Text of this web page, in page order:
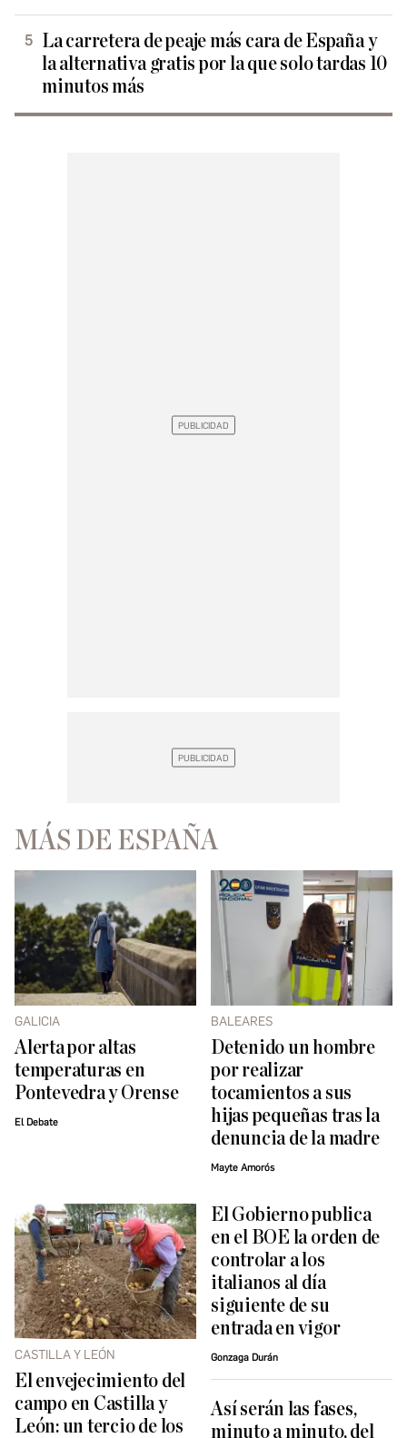
La carretera de peaje más cara de España y
la alternativa gratis por la que solo tardas 10
minutos más
MÁS DE ESPAÑA
GALICIA
Alerta por altas
temperaturas en
Pontevedra y Orense
El Debate
BALEARES
Detenido un hombre
por realizar
tocamientos a sus
hijas pequeñas tras la
denuncia de la madre
Mayte Amorós
CASTILLA Y LEÓN
El envejecimiento del
campo en Castilla y
León: un tercio de los
El Gobierno publica
en el BOE la orden de
controlar a los
italianos al día
siguiente de su
entrada en vigor
Gonzaga Durán
Así serán las fases,
minuto a minuto, del